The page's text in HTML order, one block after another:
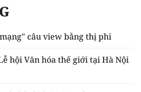
câu view bằng thị phi
hội Văn hóa thế giới tại Hà Nội